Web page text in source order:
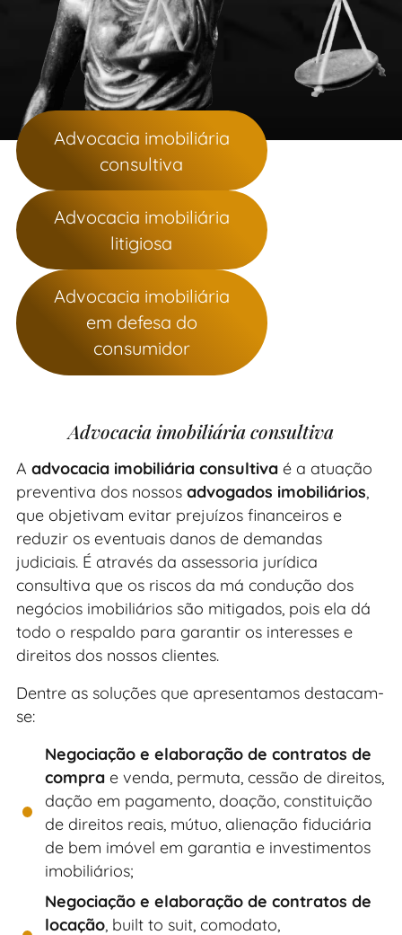
Advocacia imobiliária
consultiva
Advocacia imobiliária
litigiosa
Advocacia imobiliária
em defesa do
consumidor
Advocacia imobiliária consultiva
A advocacia imobiliária consultiva é a atuação
preventiva dos nossosadvogados imobiliários
que objetivam evitar prejuízos financeiros e
reduzir os eventuais danos de demandas
judiciais. É através da assessoria jurídica
consultiva que os riscos da má condução dos
negócios imobiliários são mitigados, pois ela dá
todo o respaldo para garantir os interesses e
direitos dos nossos clientes.
Dentre as soluções que apresentamos destacam-
se:
Negociação e elaboração de contratos de
comprae venda, permuta, cessão de direitos,
dação em pagamento, doação, constituição
de direitos reais, mútuo, alienação fiduciária
de bem imóvel em garantia e investimentos
imobiliários;
Negociação e elaboração de contratos de
locação, built to suit, comodato,